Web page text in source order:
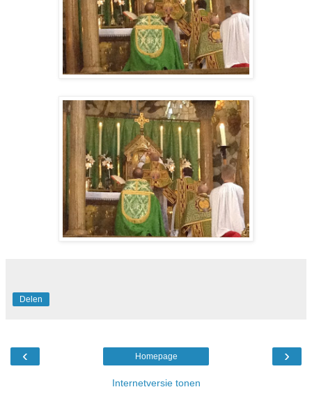
Delen
‹ ›
Homepage
Internetversie tonen